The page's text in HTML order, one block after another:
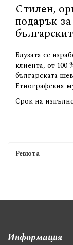
Стилен,
подарък
Блузата се
клиента, от 100
българската
Етнографския
Срок на
Ревюта
Информация